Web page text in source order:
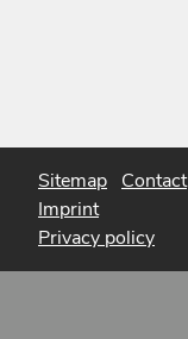
Sitemap Contact
Imprint
Privacy policy